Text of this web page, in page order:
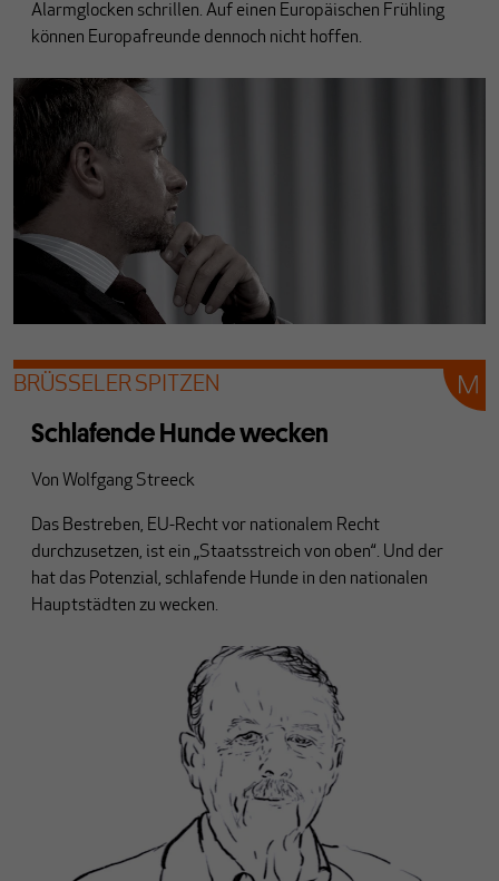
Alarmglocken schrillen. Auf einen Europäischen Frühling
können Europafreunde dennoch nicht hoffen.
BRÜSSELER SPITZEN
Schlafende Hunde wecken
Von Wolfgang Streeck
Das Bestreben, EU-Recht vor nationalem Recht
durchzusetzen, ist ein „Staatsstreich von oben“. Und der
hat das Potenzial, schlafende Hunde in den nationalen
Hauptstädten zu wecken.